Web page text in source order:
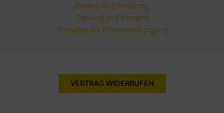
Datenschutzerklärung
Zahlung und Versand
Hinweise zur Batterieentsorgung
VERTRAG WIDERRUFEN